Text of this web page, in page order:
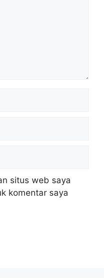
situs web saya
komentar saya